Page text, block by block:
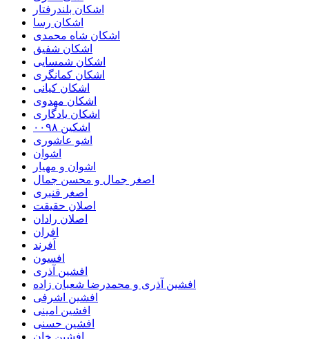
اشکان بلندرفتار
اشکان رسا
اشکان شاه محمدی
اشکان شفیق
اشکان شمسایی
اشکان‌ کمانگری
اشکان کیانی
اشکان مهدوی
اشکان یادگاری
اشکین ۰۰۹۸
اشو عاشوری
اشوان
اشوان و مهیار
اصغر جمال و محسن جمال
اصغر قنبری
اصلان حقیقت
اصلان رادان
افران
اَفرند
افسون
افشین آذری
افشین آذری و محمدرضا شعبان زاده
افشین اشرفی
افشین امینی
افشین حسنی
افشین خان